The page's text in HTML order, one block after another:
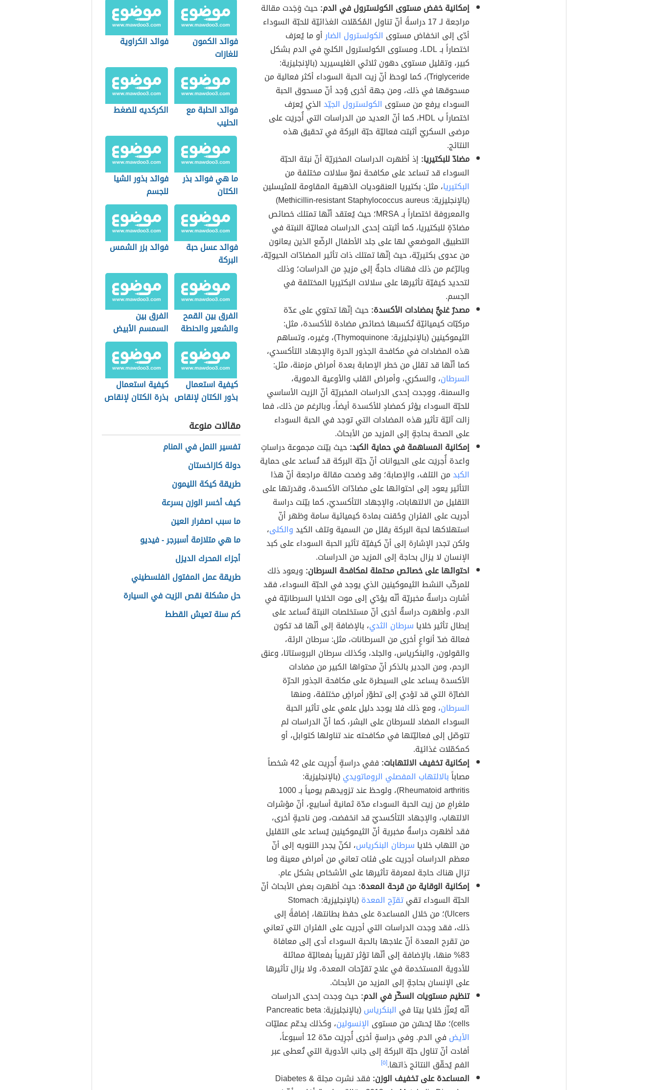
إمكانية خفض مستوى الكولسترول في الدم:حيث وَجَدت مقالة
مراجعة لـ 17 دراسةً أنّ تناول المُكمّلات الغذائيّة للحبّة السوداء
أدّى إلى انخفاض مستوى الكولسترول الضارأو ما يُعرَف
اختصاراً بـ LDL، ومستوى الكولسترول الكليّ في الدم بشكل
كبير، وتقليل مستوى دهون ثلاثي الغليسيريد (بالإنجليزية:
Triglyceride)، كما لوحظ أنّ زيت الحبة السوداء أكثر فعالية من
مسحوقها في ذلك، ومن جهة أخرى وُجد أنّ مسحوق الحبة
السوداء يرفع من مستوى الكولسترول الجيّد الذي يُعرَف
اختصاراً ب HDL، كما أنّ العديد من الدراسات التي أُجريَت على
مرضى السكريّ أثبتت فعاليّة حبّة البركة في تحقيق هذه
النتائج.
مضادّ للبكتيريا: إذ أظهرت الدراسات المخبَريّة أنّ نبتة الحبّة
السوداء قد تساعد على مكافحة نموّ سلالات مختلفة من
البكتيريا، مثل: بكتيريا العنقوديات الذهبية المقاومة للمثيسلين
(بالإنجليزية: Methicillin-resistant Staphylococcus aureus)
والمعروفة اختصاراً بـ MRSA؛ حيث يُعتقد أنّها تمتلك خصائص
مضادّةٍ للبكتيريا، كما أثبتت إحدى الدراسات فعاليّة النبتة في
التطبيق الموضعي لها على جلد الأطفال الرضّع الذين يعانون
من عدوى بكتيريّة، حيث إنّها تمتلك ذات تأثير المضادّات الحيويّة،
وبالرّغم من ذلك فهناك حاجةٌ إلى مزيدٍ من الدراسات؛ وذلك
لتحديد كيفيّة تأثيرها على سلالات البكتيريا المختلفة في
الجسم.
مصدرٌ غنيٌّ بمضادات الأكسدة:حيث إنّها تحتوي على عدّة
مركبّات كيميائيّة تُكسبها خصائص مضادة للأكسدة، مثل:
الثيموكينين (بالإنجليزية: Thymoquinone)، وغيره، وتساهم
هذه المضادات في مكافحة الجذور الحرة والإجهاد التأكسدي،
كما أنّها قد تقلل من خطر الإصابة بعدة أمراض مزمنة، مثل:
السرطان، والسكري، وأمراض القلب والأوعية الدموية،
والسمنة، ووجدت إحدى الدراسات المخبريّة أنّ الزيت الأساسي
للحبّة السوداء يؤثر كمضادٍ للأكسدة أيضاً، وبالرغم من ذلك، فما
زالت آليّة تأثير هذه المضادات التي توجد في الحبة السوداء
على الصحة بحاجةٍ إلى المزيد من الأبحاث.
إمكانية المساهمة في حماية الكبد:حيث بيّنت مجموعة دراساتٍ
واعدة أُجريَت على الحيوانات أنّ حبّة البركة قد تُساعد على حماية
الكبدمن التلف، والإصابة؛ وقد وضحت مقالة مراجعة أنّ هذا
التأثير يعود إلى احتوائها على مضادّات الأكسدة، وقدرتها على
التقليل من الالتهابات، والإجهاد التأكسديّ، كما بيّنت دراسة
أجريت على الفئران وحُقنت بمادة كيميائية سامة وظهر أنّ
استهلاكها لحبة البركة يقلل من السمية وتلف الكيدوالكلى،
ولكن تجدر الإشارة إلى أنّ كيفيّة تأثير الحبة السوداء على كبد
الإنسان لا يزال بحاجة إلى المزيد من الدراسات.
احتوائها على خصائص محتملة لمكافحة السرطان: ويعود ذلك
للمركّب النشط الثيموكينين الذي يوجد في الحبّة السوداء، فقد
أشارت دراسةٌ مخبريّة أنّه يؤدّي إلى موت الخلايا السرطانيّة في
الدم، وأظهرت دراسةٌ أخرى أنّ مستخلصات النبتة تُساعد على
إبطال تأثير خلايا سرطان الثدي، بالإضافة إلى أنّها قد تكون
فعالة ضدّ أنواعٍ أخرى من السرطانات، مثل: سرطان الرئة،
والقولون، والبنكرياس، والجلد، وكذلك سرطان البروستاتا، وعنق
الرحم، ومن الجدير بالذكر أنّ محتواها الكبير من مضادات
الأكسدة يساعد على السيطرة على مكافحة الجذور الحرّة
الضارّة التي قد تؤدي إلى تطوّر أمراضٍ مختلفة، ومنها
السرطان، ومع ذلك فلا يوجد دليل علمي على تأثير الحبة
السوداء المضاد للسرطان على البشر، كما أنّ الدراسات لم
تتوصّل إلى فعاليّتها في مكافحته عند تناولها كتوابل، أو
كمكمّلات غذائيَة.
إمكانية تخفيف الالتهابات:
ففي دراسةٍ أُجرِيت على 42 شخصاً
مصاباًبالالتهاب المفصلي الروماتويدي(بالإنجليزية:
Rheumatoid arthritis)، ولوحظ عند تزويدهم يومياً بـ 1000
ملغرامٍ من زيت الحبة السوداء مدّة ثمانية أسابيع، أنّ مؤشرات
الالتهاب، والإجهاد التأكسديّ قد انخفضت، ومن ناحيةٍ أخرى،
فقد أظهرت دراسةٌ مخبرية أنّ الثيموكينين يُساعد على التقليل
من التهاب خلايا سرطان البنكرياس، لكنّ يجدر التنويه إلى أنّ
معظم الدراسات أجريت على فئات تعاني من أمراض معينة وما
تزال هناك حاجة لمعرفة تأثيرها على الأشخاص بشكل عام.
إمكانية الوقاية من قرحة المعدة:حيث أظهرت بعض الأبحاث أنّ
الحبّة السوداء تقيتقرّح المعدة
(بالإنجليزية: Stomach
Ulcers)؛ من خلال المساعدة على حفظ بطانتها، إضافةً إلى
ذلك، فقد وجدت الدراسات التي أجريت على الفئران التي تعاني
من تقرح المعدة أنّ علاجها بالحبة السوداء أدى إلى معافاة
83% منها، بالإضافة إلى أنّها تؤثر تقريباً بفعاليّة مماثلة
للأدوية المستخدمة في علاج تقرّحات المعدة، ولا يزال تأثيرها
على الإنسان بحاجةٍ إلى المزيد من الأبحاث.
تنظيم مستويات السكّر في الدم:حيث وجدت إحدى الدراسات
أنّه يُعزّز خلايا بيتا في البنكرياس
(بالإنجليزية: Pancreatic beta
cells)؛ ممّا يُحسّن من مستوى
الإنسولين، وكذلك يدعّم عمليّات
الأيض
في الدم. وفي دراسةٍ أخرى أُجرِيَت مدّة 12 أسبوعاً،
أفادت أنّ تناول حبّة البركة إلى جانب الأدوية التي تُعطى عبر
الفم يُحقّق النتائج ذاتها.[٥]
المساعدة على تخفيف الوزن:
فقد نشرت مجلة Diabetes &
فوائد الكمون
للغازات
فوائد الكراوية
فوائد الحلبة مع
الحليب
الكركديه للضغط
ما هي فوائد بذر
الكتان
فوائد بذور الشيا
للجسم
فوائد عسل حبة
البركة
فوائد بزر الشمس
الفرق بين القمح
والشعير والحنطة
الفرق بين
السمسم الأبيض
والأسود
كيفية استعمال
بذور الكتان لإنقاص
كيفية استعمال
بذرة الكتان لإنقاص
مقالات منوعة
تفسير النمل في المنام
دولة كازاخستان
طريقة كيكة الليمون
كيف أخسر الوزن بسرعة
ما سبب اصفرار العين
ما هي متلازمة أسبرجر - فيديو
أجزاء المحرك الديزل
طريقة عمل المفتول الفلسطيني
حل مشكلة نقص الزيت في السيارة
كم سنة تعيش القطط